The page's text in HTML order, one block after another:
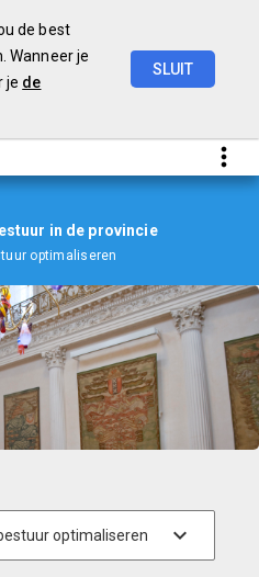
de best
Wanneer je
je de
SLUIT
in de provincie
optimaliseren